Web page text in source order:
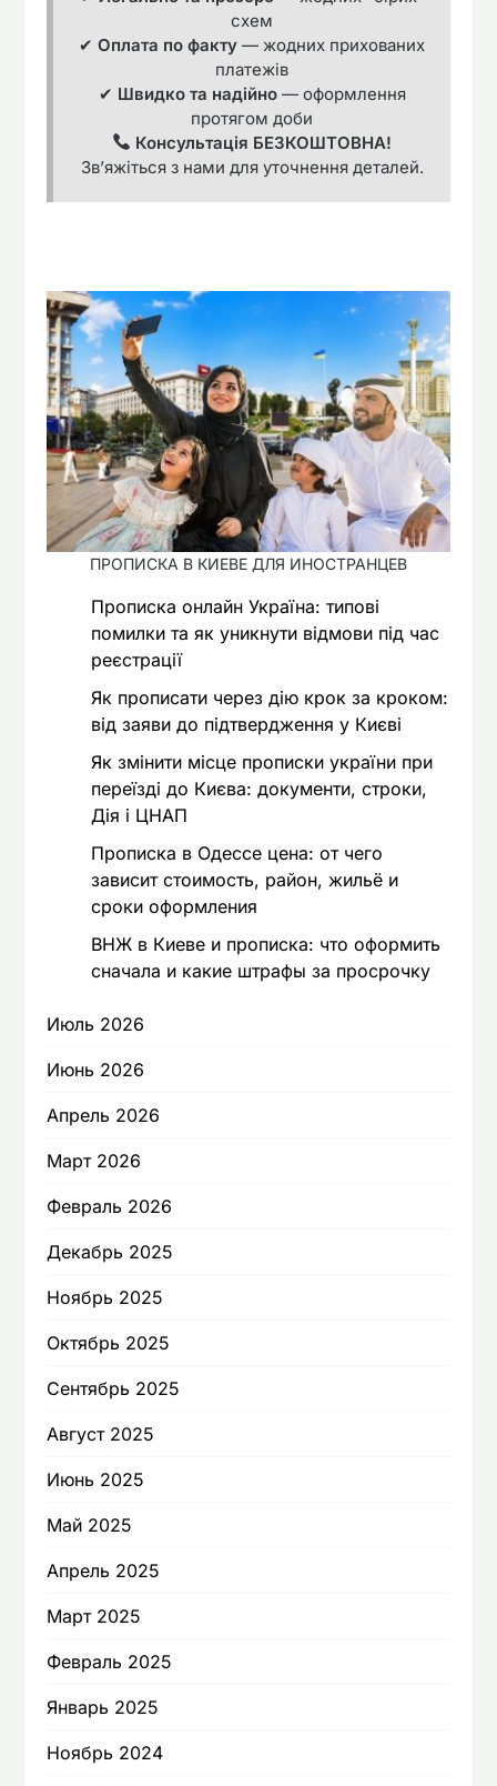
схем
✔ Оплата по факту — жодних прихованих
платежів
✔ Швидко та надійно— оформлення
протягом доби
Консультація БЕЗКОШТОВНА!
Зв’яжіться з нами для уточнення деталей.
ПРОПИСКА В КИЕВЕ ДЛЯ ИНОСТРАНЦЕВ
Прописка онлайн Україна: типові
помилки та як уникнути відмови під час
реєстрації
Як прописати через дію крок за кроком:
від заяви до підтвердження у Києві
Як змінити місце прописки україни при
переїзді до Києва: документи, строки,
Дія і ЦНАП
Прописка в Одессе цена: от чего
зависит стоимость, район, жильё и
сроки оформления
ВНЖ в Киеве и прописка: что оформить
сначала и какие штрафы за просрочку
Июль 2026
Июнь 2026
Апрель 2026
Март 2026
Февраль 2026
Декабрь 2025
Ноябрь 2025
Октябрь 2025
Сентябрь 2025
Август 2025
Июнь 2025
Май 2025
Апрель 2025
Март 2025
Февраль 2025
Январь 2025
Ноябрь 2024